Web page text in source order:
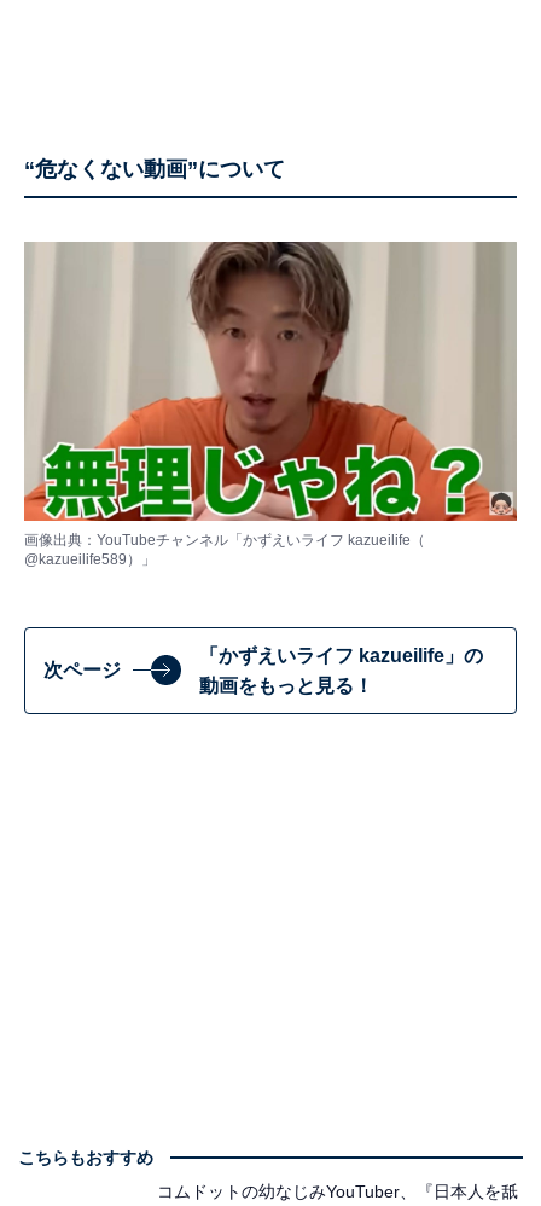
“危なくない動画”について
画像出典：YouTubeチャンネル「かずえいライフ kazueilife（
@kazueilife589 ）」
次ページ
「かずえいライフ kazueilife」の
動画をもっと見る！
こちらもおすすめ
コムドットの幼なじみYouTuber、『日本人を舐